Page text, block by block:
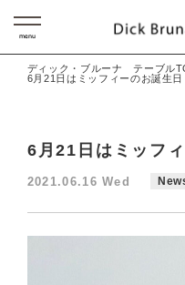
menu
ディック・ブルーナ テーブル
6月21日はミッフィーのお誕生日
6月21日はミッフ
2021.06.16 Wed